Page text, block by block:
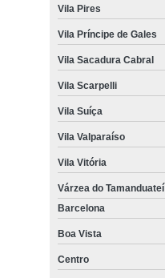
Vila Pires
Vila Príncipe de Gales
Vila Sacadura Cabral
Vila Scarpelli
Vila Suíça
Vila Valparaíso
Vila Vitória
Várzea do Tamanduateí
Barcelona
Boa Vista
Centro